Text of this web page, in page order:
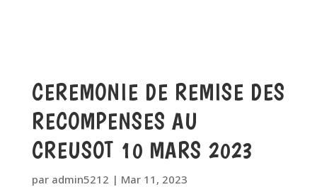
CEREMONIE DE REMISE DES
RECOMPENSES AU
CREUSOT 10 MARS 2023
par admin5212 | Mar 11, 2023